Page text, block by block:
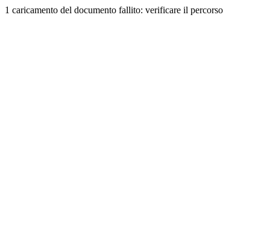
1 caricamento del documento fallito: verificare il percorso